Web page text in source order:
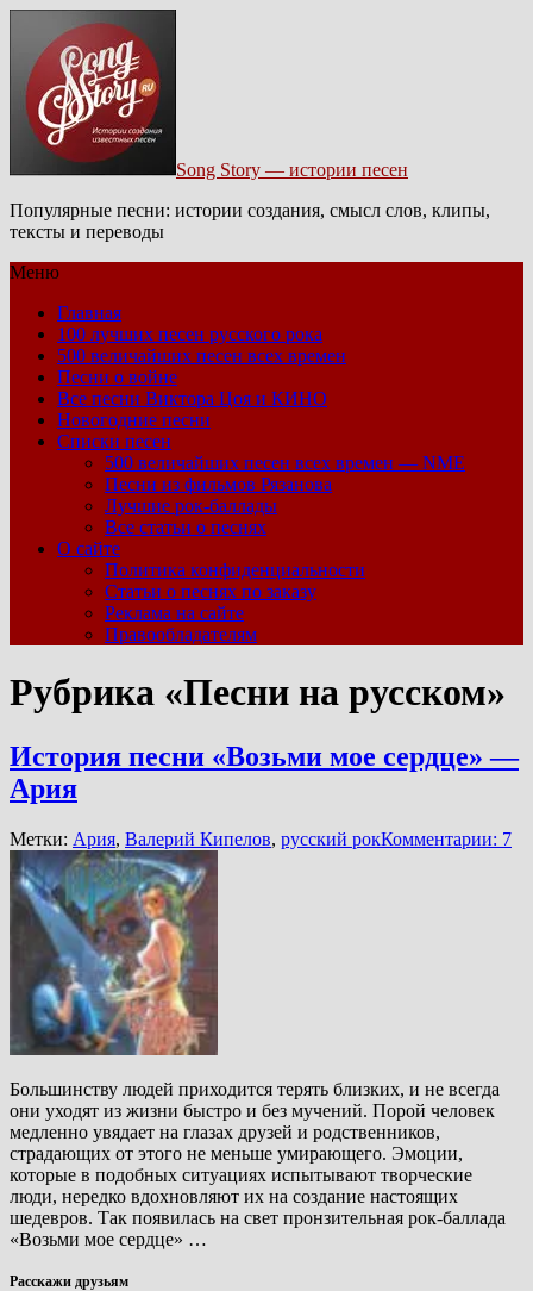
Song Story — истории песен
Популярные песни: истории создания, смысл слов, клипы,
тексты и переводы
Меню
Главная
100 лучших песен русского рока
500 величайших песен всех времен
Песни о войне
Все песни Виктора Цоя и КИНО
Новогодние песни
Списки песен
500 величайших песен всех времен — NME
Песни из фильмов Рязанова
Лучшие рок-баллады
Все статьи о песнях
О сайте
Политика конфиденциальности
Статьи о песнях по заказу
Реклама на сайте
Правообладателям
Рубрика «Песни на русском»
История песни «Возьми мое сердце» —
Ария
Метки: Ария, Валерий Кипелов, русский рокКомментарии: 7
Большинству людей приходится терять близких, и не всегда
они уходят из жизни быстро и без мучений. Порой человек
медленно увядает на глазах друзей и родственников,
страдающих от этого не меньше умирающего. Эмоции,
которые в подобных ситуациях испытывают творческие
люди, нередко вдохновляют их на создание настоящих
шедевров. Так появилась на свет пронзительная рок-баллада
«Возьми мое сердце» …
Расскажи друзьям